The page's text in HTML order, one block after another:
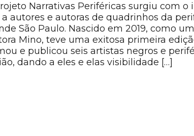
Narrativas Periféricas surgiu com o
a autores e autoras de quadrinhos da
São Paulo. Nascido em 2019, como
Mino, teve uma exitosa primeira
e publicou seis artistas negros e
dando a eles e elas visibilidade […]